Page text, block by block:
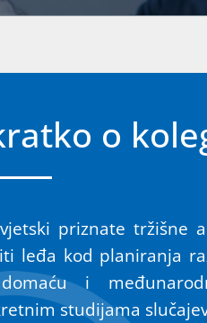
o
priznate tržišne
leđa kod planiranja
i
studijama